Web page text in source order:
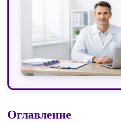
Оглавление